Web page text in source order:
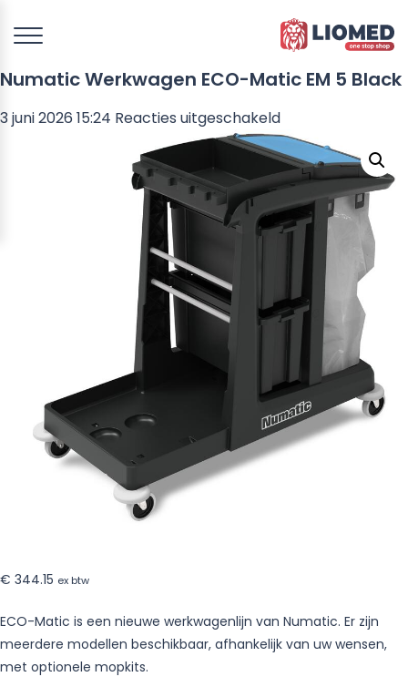
Numatic Werkwagen ECO-Matic EM 5 Black
3 juni 2026 15:24 Reacties uitgeschakeldvoor
Numatic
Werkwagen
ECO-
Matic
EM
Black
€ 344.15 ex btw
ECO-Matic is een nieuwe werkwagenlijn van Numatic. Er zijn
meerdere modellen beschikbaar, afhankelijk van uw wensen,
met optionele mopkits.